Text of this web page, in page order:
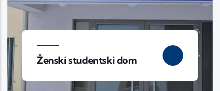
Ženski studentski dom